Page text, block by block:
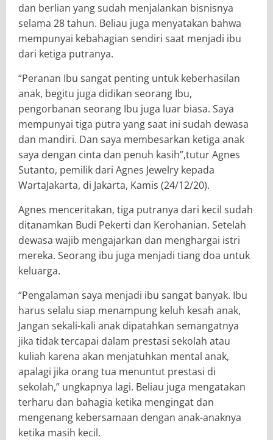
dan berlian yang sudah menjalankan bisnisnya
selama 28 tahun. Beliau juga menyatakan bahwa
mempunyai kebahagian sendiri saat menjadi ibu
dari ketiga putranya.
“Peranan Ibu sangat penting untuk keberhasilan
anak, begitu juga didikan seorang Ibu,
pengorbanan seorang Ibu juga luar biasa. Saya
mempunyai tiga putra yang saat ini sudah dewasa
dan mandiri. Dan saya membesarkan ketiga anak
saya dengan cinta dan penuh kasih”,tutur Agnes
Sutanto, pemilik dari Agnes Jewelry kepada
WartaJakarta, di Jakarta, Kamis (24/12/20).
Agnes menceritakan, tiga putranya dari kecil sudah
ditanamkan Budi Pekerti dan Kerohanian. Setelah
dewasa wajib mengajarkan dan menghargai istri
mereka. Seorang ibu juga menjadi tiang doa untuk
keluarga.
“Pengalaman saya menjadi ibu sangat banyak. Ibu
harus selalu siap menampung keluh kesah anak,
Jangan sekali-kali anak dipatahkan semangatnya
jika tidak tercapai dalam prestasi sekolah atau
kuliah karena akan menjatuhkan mental anak,
apalagi jika orang tua menuntut prestasi di
sekolah,” ungkapnya lagi. Beliau juga mengatakan
terharu dan bahagia ketika mengingat dan
mengenang kebersamaan dengan anak-anaknya
ketika masih kecil.